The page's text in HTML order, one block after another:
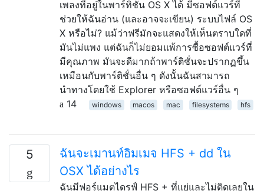
เพลงที่อยู่ในพาร์ทิชัน OS X ได้ มีซอฟต์แวร์ที่
ช่วยให้ฉันอ่าน (และอาจจะเขียน) ระบบไฟล์ OS
X หรือไม่? แม้ว่าฟรีมักจะแสดงให้เห็นตราบใดที่
มันไม่แพง แต่ฉันก็ไม่ยอมแพ้การซื้อซอฟต์แวร์ที่
มีคุณภาพ มันจะดีมากถ้าพาร์ติชั่นจะปรากฏขึ้น
เหมือนกับพาร์ติชั่นอื่น ๆ ดังนั้นฉันสามารถ
นำทางโดยใช้ Explorer หรือซอฟต์แวร์อื่น ๆ
14
windows macos mac filesystems hfs
5
ฉันจะเมานท์อิมเมจ HFS + dd ใน
OSX ได้อย่างไร
ฉันมีฟอร์แมตไดรฟ์ HFS + ที่แย่และไม่ติดเลยใน